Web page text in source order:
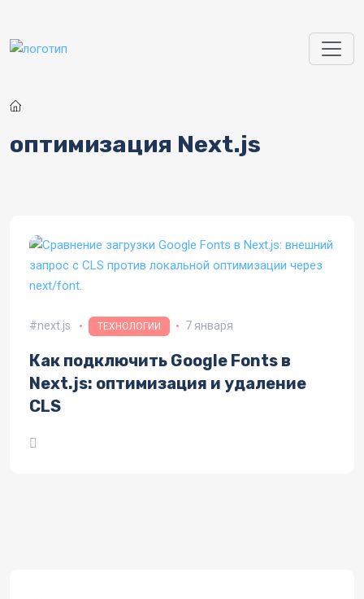
оптимизация Next.js
next.js ТЕХНОЛОГИИ 7 января
Как подключить Google Fonts в
Next.js: оптимизация и удаление
CLS